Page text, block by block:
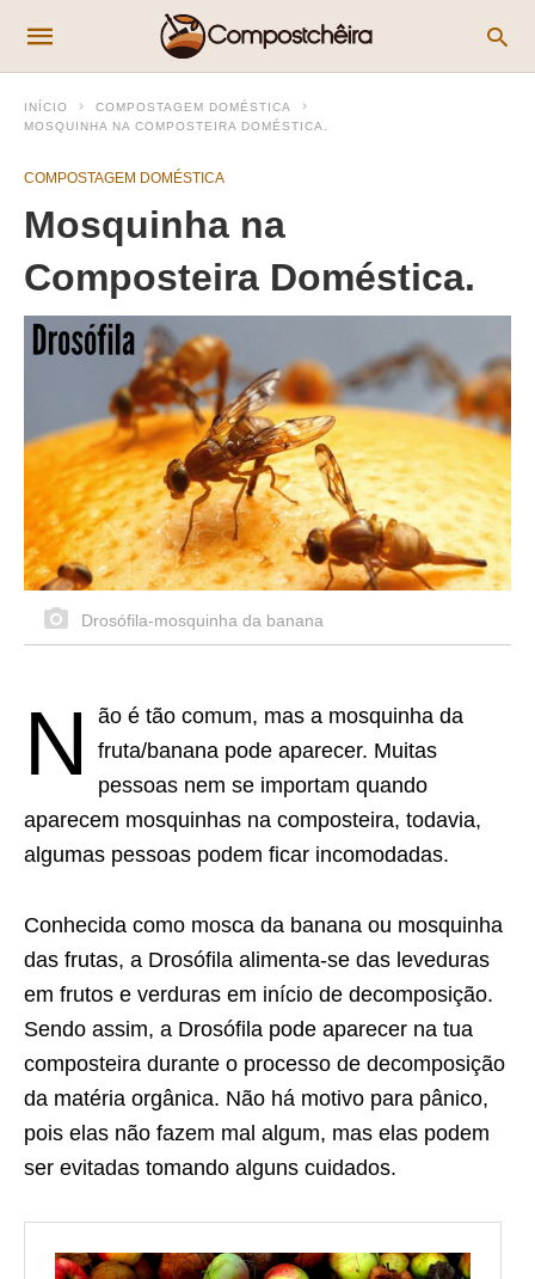
INÍCIO
COMPOSTAGEM DOMÉSTICA
MOSQUINHA NA COMPOSTEIRA DOMÉSTICA.
COMPOSTAGEM DOMÉSTICA
Mosquinha na
Composteira Doméstica.
Drosófila-mosquinha da banana
N
ão é tão comum, mas a mosquinha da
fruta/banana pode aparecer. Muitas
pessoas nem se importam quando
aparecem mosquinhas na composteira, todavia,
algumas pessoas podem ficar incomodadas.
Conhecida como mosca da banana ou mosquinha
das frutas, a Drosófila alimenta-se das leveduras
em frutos e verduras em início de decomposição.
Sendo assim, a Drosófila pode aparecer na tua
composteira durante o processo de decomposição
da matéria orgânica. Não há motivo para pânico,
pois elas não fazem mal algum, mas elas podem
ser evitadas tomando alguns cuidados.